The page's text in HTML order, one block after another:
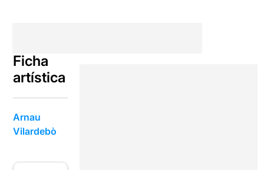
Ficha
artística
Arnau
Vilardebò